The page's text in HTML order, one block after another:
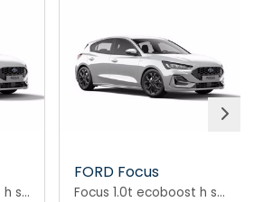
Focus 1.0t ecoboost h st-line 125cv
FORD Focus
Focus 1.0t ecoboost h st-line 125cv